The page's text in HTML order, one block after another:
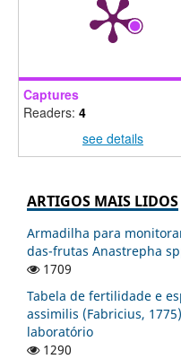
Captures
Readers: 4
see details
ARTIGOS MAIS LIDOS
Armadilha para
das-frutas Anastrepha
1709
Tabela de fertilidade e
assimilis (Fabricius,
laboratório
1290